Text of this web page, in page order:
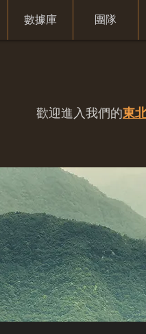
數據庫 團隊
歡迎進入我們的東